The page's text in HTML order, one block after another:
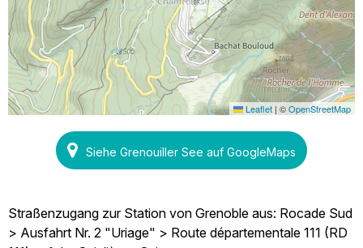
Leaflet | ©OpenStreetMap
Siehe Grenouiller See auf GoogleMaps
Straßenzugang zur Station von Grenoble aus: Rocade Sud
> Ausfahrt Nr. 2 "Uriage" > Route départementale 111 (RD